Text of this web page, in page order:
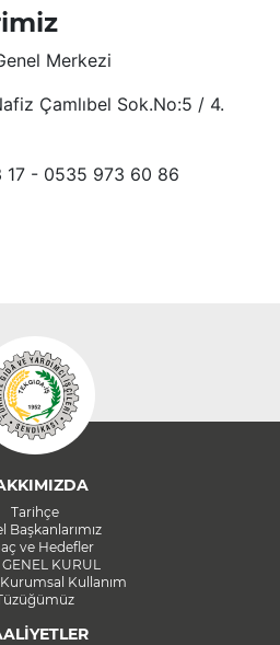
Merkezi
Çamlıbel Sok.No:5 / 4.
17 - 0535 973 60 86
Tarihçe
Başkanlarımız
ve Hedefler
KURUL
Kullanım